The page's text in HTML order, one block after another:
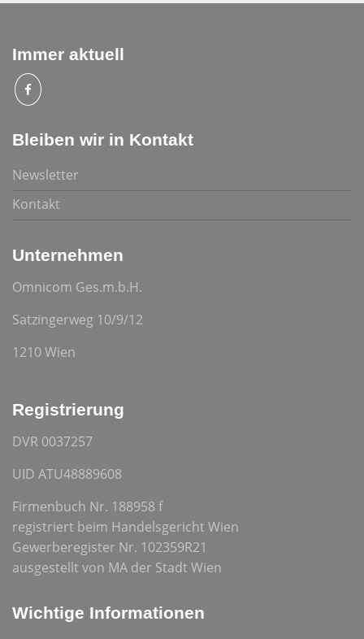
Immer aktuell
Bleiben wir in Kontakt
Newsletter
Kontakt
Unternehmen
Omnicom Ges.m.b.H.
Satzingerweg 10/9/12
1210 Wien
Registrierung
DVR 0037257
UID ATU48889608
Firmenbuch Nr. 188958 f
registriert beim Handelsgericht Wien
Gewerberegister Nr. 102359R21
ausgestellt von MA der Stadt Wien
Wichtige Informationen